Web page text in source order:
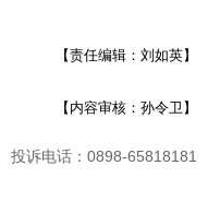
【责任编辑：刘如英】
【内容审核：孙令卫】
投诉电话：0898-65818181